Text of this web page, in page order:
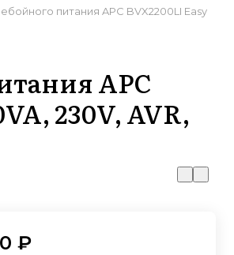
питания APC BVX2200LI Easy
APC
230V, AVR,
₽